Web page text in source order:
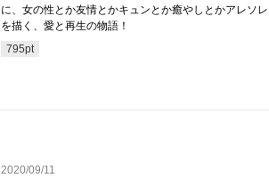
に、女の性とか友情とかキュンとか癒やしとかアレソレ
を描く、愛と再生の物語！
795pt
2020/09/11